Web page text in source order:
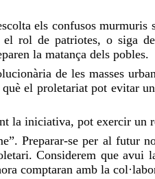
els confusos
rol de patriotes, o siga
la matança dels pobles.
de les masses
el proletariat pot evitar
la iniciativa, pot exercir
Preparar-se per al futur
Considerem que
comptaran amb la